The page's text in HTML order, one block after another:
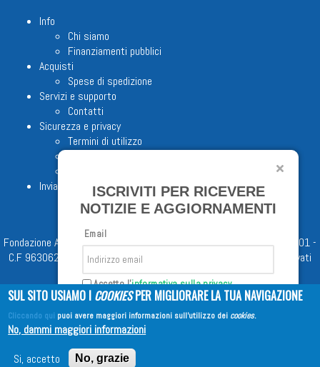
Info
Chi siamo
Finanziamenti pubblici
Acquisti
Spese di spedizione
Servizi e supporto
Contatti
Sicurezza e privacy
Termini di utilizzo
Invia proposta editoriale
Fondazione Apostolicam Actuositatem ETS © 2023 - P.I. 05398481001 -
C.F 96306220581 - REA 888781 del 23/02/98 - Tutti i diritti riservati
Copyright © 2026EDITRICE AVE
ISCRIVITI PER RICEVERE
NOTIZIE E AGGIORNAMENTI
Email
Accetto l'informativa sulla privacy
Iscriviti
SUL SITO USIAMO I COOKIESPER MIGLIORARE LA TUA NAVIGAZIONE
Cliccando qui puoi avere maggiori informazioni sull'utilizzo dei cookies.
No, dammi maggiori informazioni
Si, accetto
No, grazie